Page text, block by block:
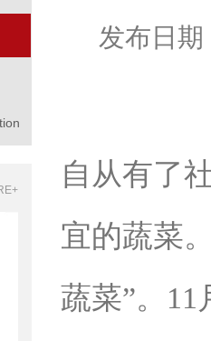
发布日
自从有了
宜的蔬菜
蔬菜”。